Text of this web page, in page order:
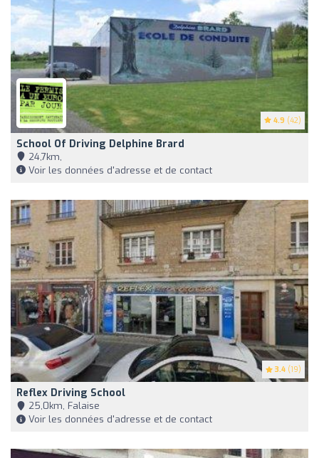
4.9 (42)
School Of Driving Delphine Brard
24,7km,
Voir les données d'adresse et de contact
3.4 (19)
Reflex Driving School
25,0km, Falaise
Voir les données d'adresse et de contact